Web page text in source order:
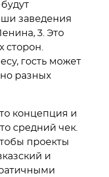
заведения
3. Это
сторон.
гость может
разных
концепция и
средний чек.
проекты
и